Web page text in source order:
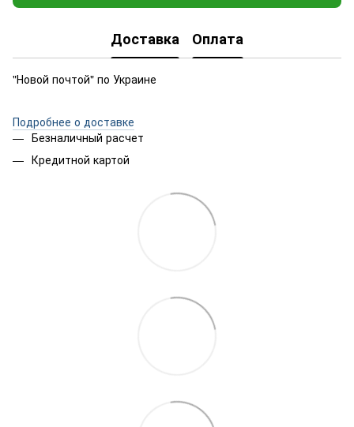
Доставка Оплата
"Новой почтой" по Украине
Подробнее о доставке
Безналичный расчет
Кредитной картой